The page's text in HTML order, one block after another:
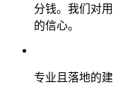
分钱。我们对
的信心。
专业且落地的